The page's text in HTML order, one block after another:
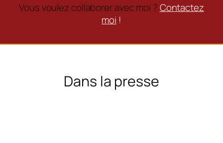
Vous voulez collaborer avec moi ?Contactez
moi !
Dans la presse